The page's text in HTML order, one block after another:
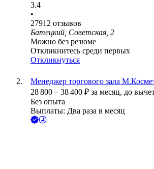
3.4
•
27912 отзывов
Батецкий, Советская, 2
Можно без резюме
Откликнитесь среди первых
Откликнуться
Менеджер торгового зала
28 800 – 38 400 ₽ за месяц, до
Без опыта
Выплаты: Два раза в месяц